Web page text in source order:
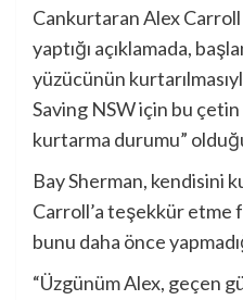
Cankurtaran Alex Carroll
yaptığı açıklamada,
yüzücünün
Saving NSW için bu çetin
kurtarma durumu”
Bay Sherman, kendisini
Carroll’a teşekkür etme
bunu daha önce
“Üzgünüm Alex, geçen